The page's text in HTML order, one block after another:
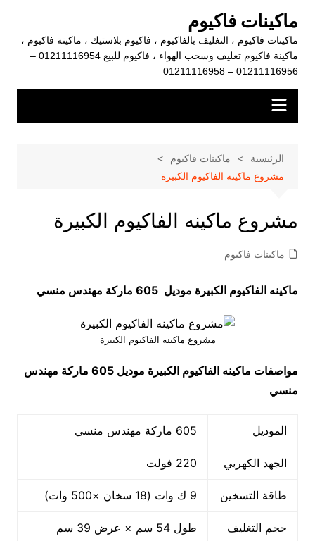
المحتوى
ماكينات فاكيوم
ماكينات فاكيوم ، التغليف بالفاكيوم ، فاكيوم بلاستيك ، ماكينة فاكيوم ،
ماكينة فاكيوم تغليف وسحب الهواء ، فاكيوم للبيع 01211116954 –
01211116956 – 01211116958
الرئيسية
ماكينات فاكيوم
مشروع ماكينه الفاكيوم الكبيرة
مشروع ماكينه الفاكيوم الكبيرة
ماكينات فاكيوم
ماكينه الفاكيوم الكبيرة موديل 605 ماركة مهندس منسي
مشروع ماكينه الفاكيوم الكبيرة
مواصفات ماكينه الفاكيوم الكبيرة
موديل 605 ماركة مهندس
منسي
الموديل 605 ماركة مهندس منسي
الجهد الكهربي 220 فولت
طاقة التسخين 9 ك وات (18 سخان ×500 وات)
حجم التغليف طول 54 سم × عرض 39 سم